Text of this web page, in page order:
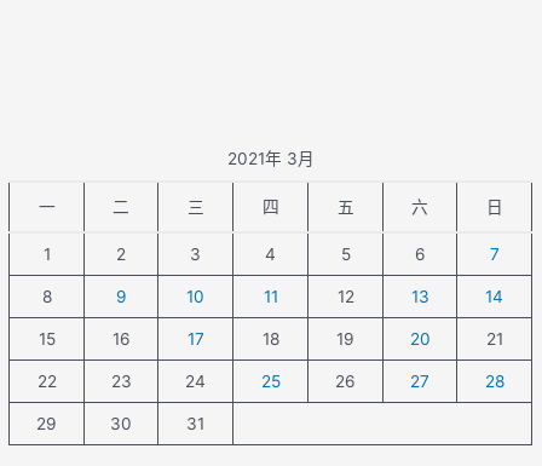
2021年 3月
一 二 三 四 五 六 日
1 2 3 4 5 6 7
8 9 10 11 12 13 14
15 16 17 18 19 20 21
22 23 24 25 26 27 28
29 30 31